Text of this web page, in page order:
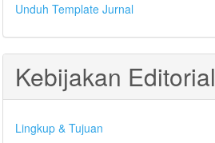
Unduh Template Jurnal
Kebijakan Editorial
Lingkup & Tujuan